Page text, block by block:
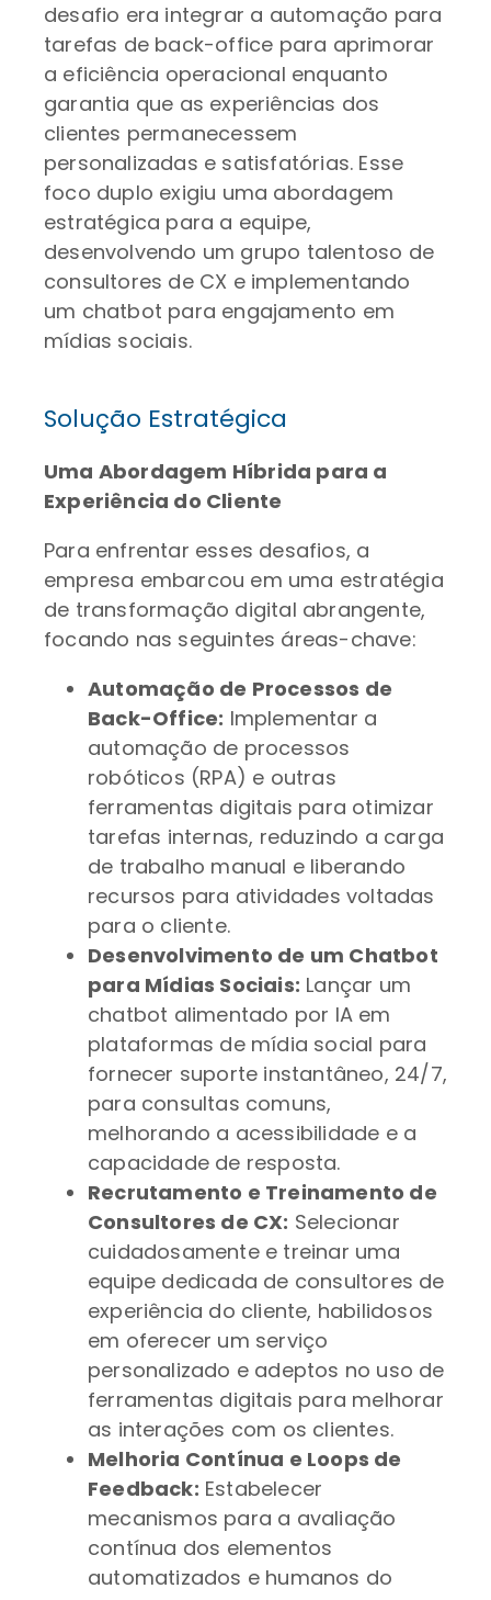
desafio era integrar a automação para
tarefas de back-office para aprimorar
a eficiência operacional enquanto
garantia que as experiências dos
clientes permanecessem
personalizadas e satisfatórias. Esse
foco duplo exigiu uma abordagem
estratégica para a equipe,
desenvolvendo um grupo talentoso de
consultores de CX e implementando
um chatbot para engajamento em
mídias sociais.
Solução Estratégica
Uma Abordagem Híbrida para a
Experiência do Cliente
Para enfrentar esses desafios, a
empresa embarcou em uma estratégia
de transformação digital abrangente,
focando nas seguintes áreas-chave:
Automação de Processos de
Back-Office: Implementar a
automação de processos
robóticos (RPA) e outras
ferramentas digitais para otimizar
tarefas internas, reduzindo a carga
de trabalho manual e liberando
recursos para atividades voltadas
para o cliente.
Desenvolvimento de um Chatbot
para Mídias Sociais: Lançar um
chatbot alimentado por IA em
plataformas de mídia social para
fornecer suporte instantâneo, 24/7,
para consultas comuns,
melhorando a acessibilidade e a
capacidade de resposta.
Recrutamento e Treinamento de
Consultores de CX: Selecionar
cuidadosamente e treinar uma
equipe dedicada de consultores de
experiência do cliente, habilidosos
em oferecer um serviço
personalizado e adeptos no uso de
ferramentas digitais para melhorar
as interações com os clientes.
Melhoria Contínua e Loops de
Feedback: Estabelecer
mecanismos para a avaliação
contínua dos elementos
automatizados e humanos do